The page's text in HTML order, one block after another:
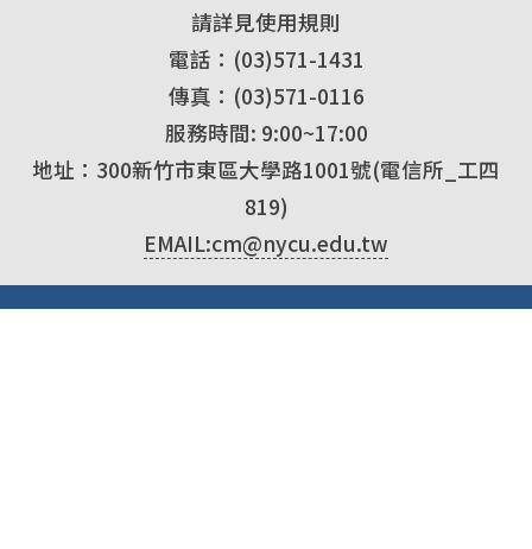
請詳見使用規則
電話：(03)571-1431
傳真：(03)571-0116
服務時間: 9:00~17:00
地址：300新竹市東區大學路1001號(電信所_工四
819)
EMAIL:cm@nycu.edu.tw